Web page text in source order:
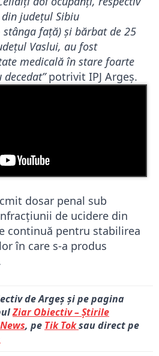
județul Sibiu
față) și bărbat de 25
Vaslui, au fost
medicală în stare foarte
potrivit IPJ Argeș.
dosar penal sub
de ucidere din
continuă pentru stabilirea
în care s-a produs
de Argeș și pe pagina
Ziar Obiectiv – Știrile
, pe Tik Toksau direct pe